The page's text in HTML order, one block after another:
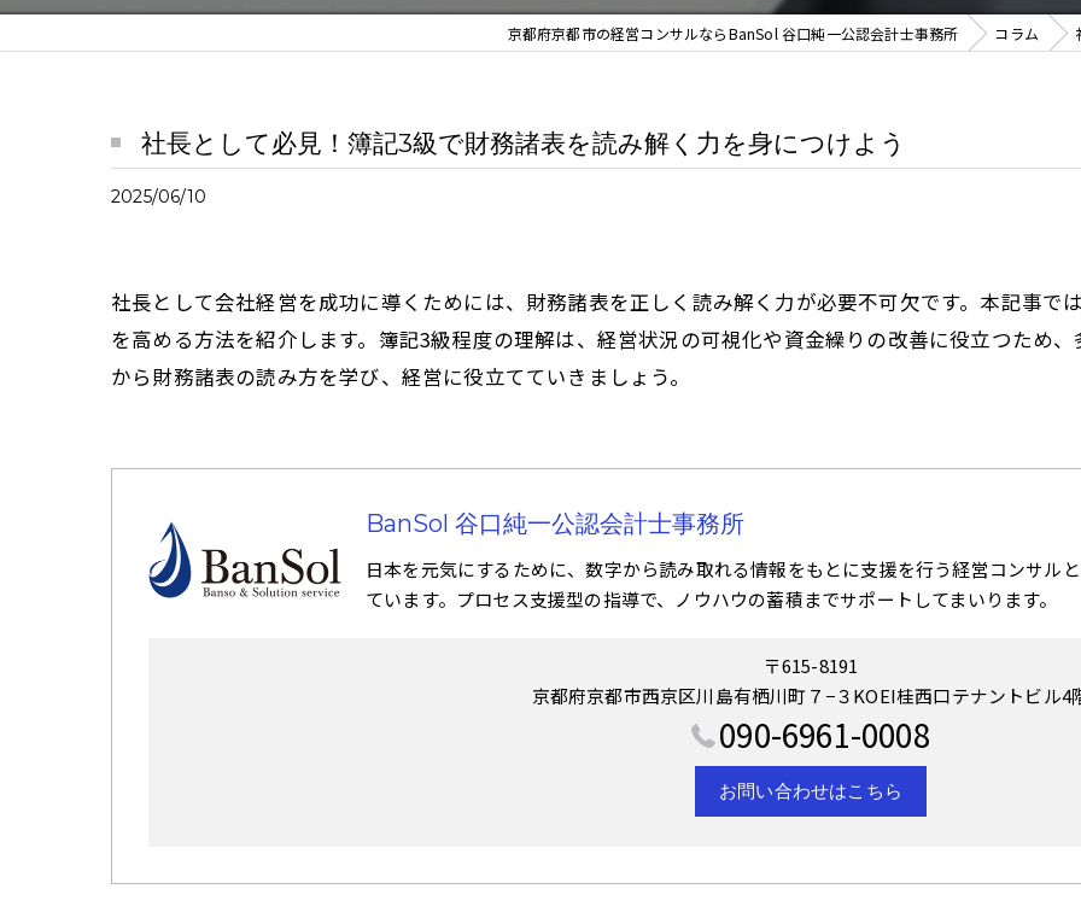
京都府京都市の経営コンサルならBanSol 谷口純一公認会計士事務所 コラム
社長として必見！簿記3級で財務諸表を読み解く力を身につけよう
2025/06/10
社長として会社経営を成功に導くためには、財務諸表を正しく読み解く力が必要不可欠です。本記事で
を高める方法を紹介します。簿記3級程度の理解は、経営状況の可視化や資金繰りの改善に役立つため
から財務諸表の読み方を学び、経営に役立てていきましょう。
BanSol 谷口純一公認会計士事務所
日本を元気にするために、数字から読み取れる情報をもとに支援を行う経営コンサル
ています。プロセス支援型の指導で、ノウハウの蓄積までサポートしてまいります。
〒615-8191
京都府京都市西京区川島有栖川町７−３KOEI桂西口テナントビル4
090-6961-0008
お問い合わせはこちら